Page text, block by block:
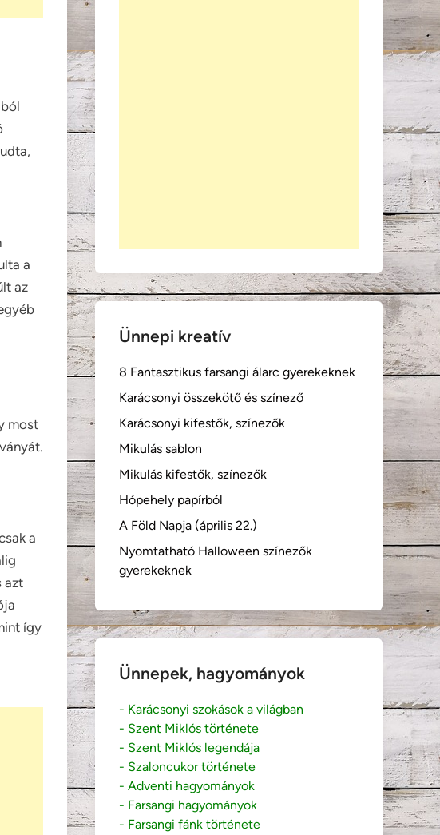
a
az
most
a
azt
így
Ünnepi kreatív
8 Fantasztikus farsangi álarc gyerekeknek
Karácsonyi összekötő és színező
Karácsonyi kifestők, színezők
Mikulás sablon
Mikulás kifestők, színezők
Hópehely papírból
A Föld Napja (április 22.)
Nyomtatható Halloween színezők
gyerekeknek
Ünnepek, hagyományok
- Karácsonyi szokások a világban
- Szent Miklós története
- Szent Miklós legendája
- Szaloncukor története
- Adventi hagyományok
- Farsangi hagyományok
- Farsangi fánk története